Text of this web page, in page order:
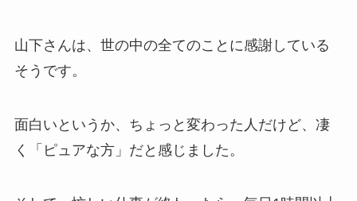
山下さんは、世の中の全てのことに感謝している
そうです。
面白いというか、ちょっと変わった人だけど、凄
く「ピュアな方」だと感じました。